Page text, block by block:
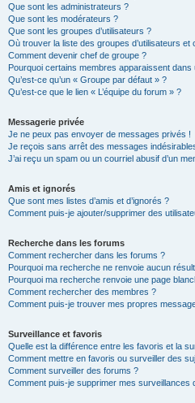
Que sont les administrateurs ?
Que sont les modérateurs ?
Que sont les groupes d’utilisateurs ?
Où trouver la liste des groupes d’utilisateurs et
Comment devenir chef de groupe ?
Pourquoi certains membres apparaissent dans
Qu’est-ce qu’un « Groupe par défaut » ?
Qu’est-ce que le lien « L’équipe du forum » ?
Messagerie privée
Je ne peux pas envoyer de messages privés !
Je reçois sans arrêt des messages
J’ai reçu un spam ou un courriel abusif d’un
Amis et ignorés
Que sont mes listes d’amis et d’ignorés ?
Comment puis-je ajouter/supprimer des
Recherche dans les forums
Comment rechercher dans les forums ?
Pourquoi ma recherche ne renvoie aucun
Pourquoi ma recherche renvoie une page
Comment rechercher des membres ?
Comment puis-je trouver mes propres
Surveillance et favoris
Quelle est la différence entre les favoris et la
Comment mettre en favoris ou surveiller des
Comment surveiller des forums ?
Comment puis-je supprimer mes surveillances